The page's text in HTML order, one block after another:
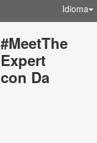
Idioma
#MeetThe
Expert
con Da